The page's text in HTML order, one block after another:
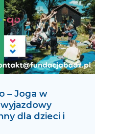
– Joga w
dla dzieci i